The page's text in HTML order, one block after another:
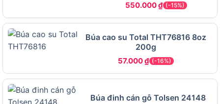
Thiết kế 2 đầu: tròn & dẹt – Linh hoạt trong từng
thao tác gò
Đầu tròn thích hợp tạo hình lồi, còn đầu dẹt giúp
làm phẳng, uốn mép hoặc điều chỉnh các chi tiết
cần tính đối xứng. Việc tích hợp hai chức năng
trên cùng một công cụ giúp giảm thiểu việc thay
550.000₫ (-15%)
Búa cao su Total THT76816 8oz
200g
57.000₫ (-16%)
Búa đinh cán gỗ Tolsen 24148